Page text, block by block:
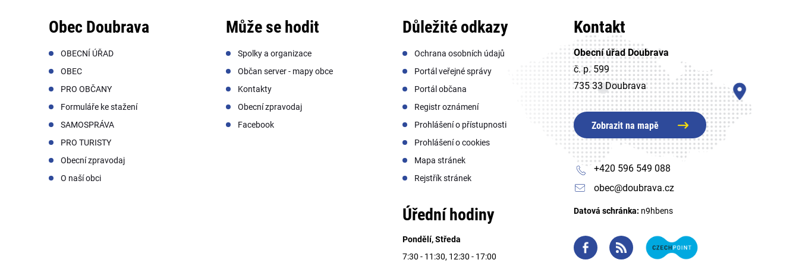
Obec Doubrava
OBECNÍ ÚŘAD
OBEC
PRO OBČANY
Formuláře ke stažení
SAMOSPRÁVA
PRO TURISTY
Obecní zpravodaj
O naší obci
Může se hodit
Spolky a organizace
Občan server - mapy obce
Kontakty
Obecní zpravodaj
Facebook
Důležité odkazy
Ochrana osobních údajů
Portál veřejné správy
Portál občana
Registr oznámení
Prohlášení o přístupnosti
Prohlášení o cookies
Mapa stránek
Rejstřík stránek
Úřední hodiny
Pondělí, Středa
7:30 - 11:30, 12:30 - 17:00
Kontakt
Obecní úřad Doubrava
č. p. 599
735 33 Doubrava
Zobrazit na mapě
+420 596 549 088
obec@doubrava.cz
Datová schránka: n9hbens